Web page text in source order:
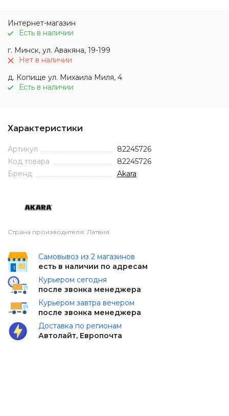
Интернет-магазин
Есть в наличии
г. Минск, ул. Авакяна, 19-199
Нет в наличии
д. Копище ул. Михаила Миля, 4
Есть в наличии
Характеристики
Артикул
82245726
Код товара
82245726
Бренд
Akara
Страна производителя: Латвия
Самовывоз из 2 магазинов
есть в наличии по адресам
Курьером сегодня
после звонка менеджера
Курьером завтра вечером
после звонка менеджера
Доставка по регионам
Автолайт, Европочта